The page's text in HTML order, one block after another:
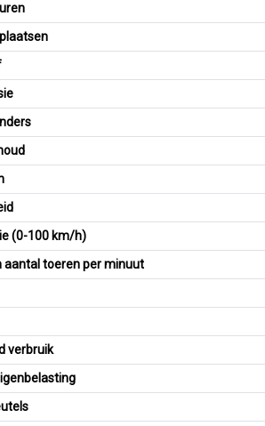
(0-100 km/h)
aantal toeren per minuut
verbruik